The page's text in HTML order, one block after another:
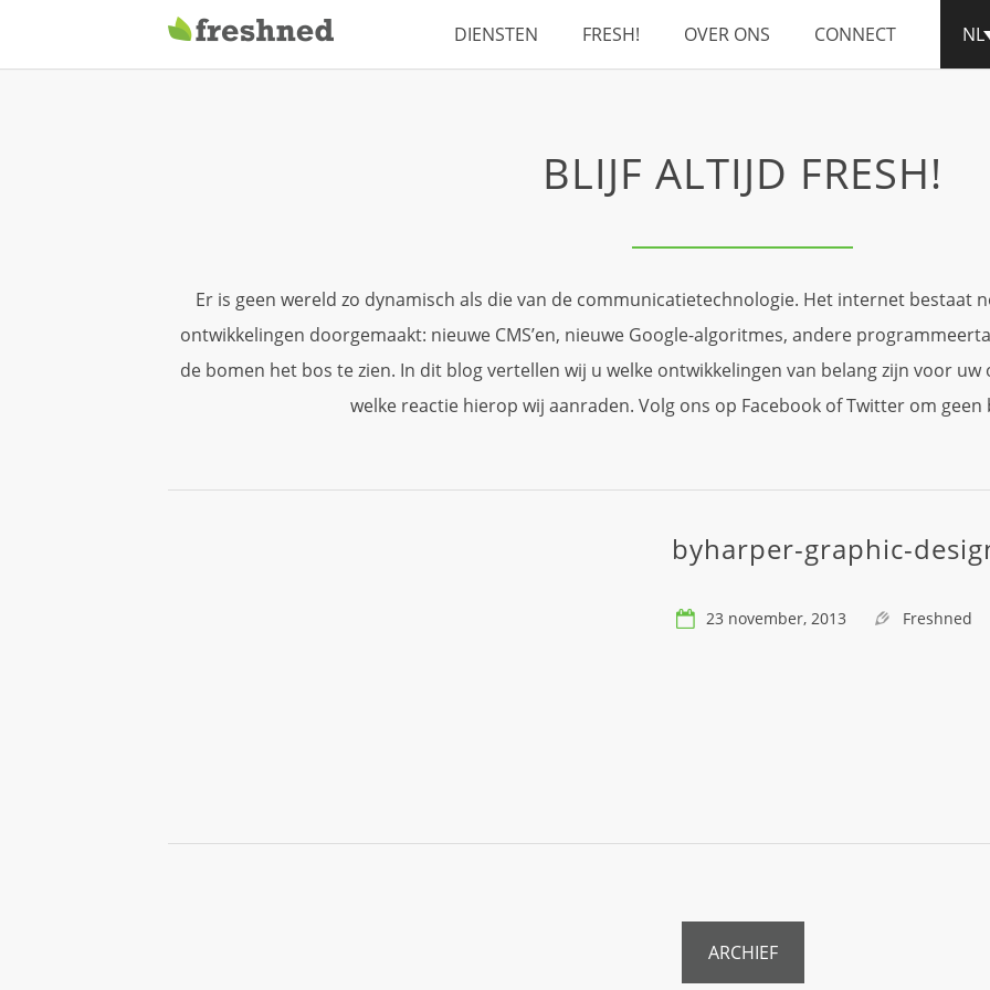
DIENSTEN FRESH! OVER ONS CONNECT NL
BLIJF ALTIJD FRESH!
Er is geen wereld zo dynamisch als die van de communicatietechnologie. Het internet bestaat
ontwikkelingen doorgemaakt: nieuwe CMS’en, nieuwe Google-algoritmes, andere
de bomen het bos te zien. In dit blog vertellen wij u welke ontwikkelingen van belang zijn voor
welke reactie hierop wij aanraden. Volg ons op Facebook of Twitter om
byharper-graphic-
23 november, 2013 Freshned
ARCHIEF